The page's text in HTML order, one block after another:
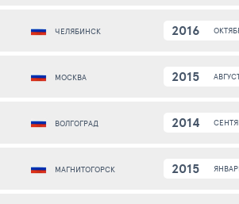
ЧЕЛЯБИНСК 2016
МОСКВА 2015
ВОЛГОГРАД 2014
МАГНИТОГОРСК 2015